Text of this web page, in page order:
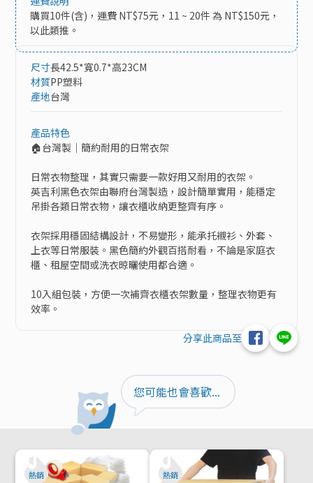
購買10件(含)，運費 NT$75元，11 ~ 20件 為 NT$150元，
以此類推。
尺寸長42.5*寬0.7*高23CM
材質PP塑料
產地台灣
產品特色
🏠台灣製｜簡約耐用的日常衣架
日常衣物整理，其實只需要一款好用又耐用的衣架。
英吉利黑色衣架由聯府台灣製造，設計簡單實用，能穩定
吊掛各類日常衣物，讓衣櫃收納更整齊有序。
衣架採用穩固結構設計，不易變形，能承托襯衫、外套、
上衣等日常服裝。黑色簡約外觀百搭耐看，不論是家庭衣
櫃、租屋空間或洗衣晾曬使用都合適。
10入組包裝，方便一次補齊衣櫃衣架數量，整理衣物更有
效率。
分享此商品至
您可能也會喜歡...